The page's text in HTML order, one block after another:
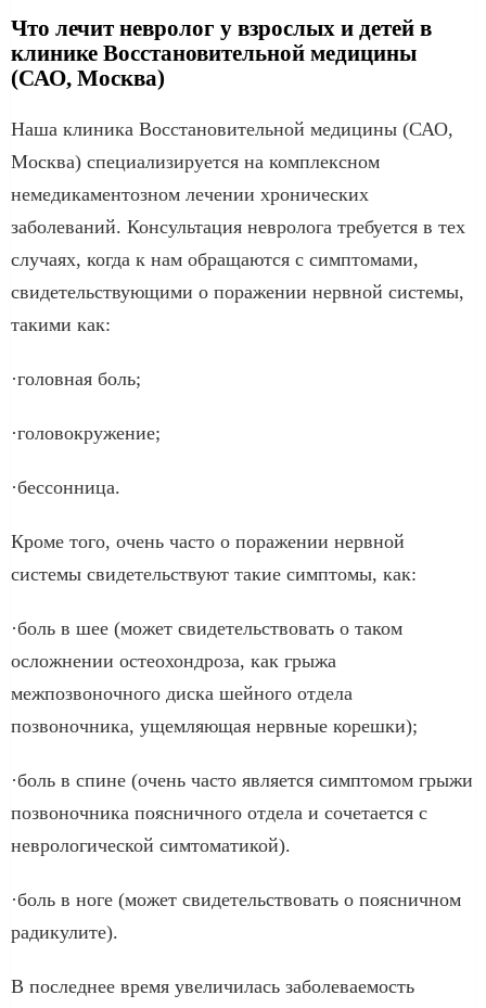
Что лечит невролог у взрослых и детей в
клинике Восстановительной медицины
(САО, Москва)
Наша клиника Восстановительной медицины (САО,
Москва) специализируется на комплексном
немедикаментозном лечении хронических
заболеваний. Консультация невролога требуется в тех
случаях, когда к нам обращаются с симптомами,
свидетельствующими о поражении нервной системы,
такими как:
·головная боль;
·головокружение;
·бессонница.
Кроме того, очень часто о поражении нервной
системы свидетельствуют такие симптомы, как:
·боль в шее (может свидетельствовать о таком
осложнении остеохондроза, как грыжа
межпозвоночного диска шейного отдела
позвоночника, ущемляющая нервные корешки);
·боль в спине (очень часто является симптомом грыжи
позвоночника поясничного отдела и сочетается с
неврологической симтоматикой).
·боль в ноге (может свидетельствовать о поясничном
радикулите).
В последнее время увеличилась заболеваемость